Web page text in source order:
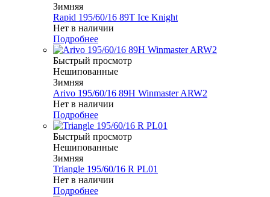
Зимняя
Rapid 195/60/16 89T Ice Knight
Нет в наличии
Подробнее
Быстрый просмотр
Нешипованные
Зимняя
Arivo 195/60/16 89H Winmaster ARW2
Нет в наличии
Подробнее
Быстрый просмотр
Нешипованные
Зимняя
Triangle 195/60/16 R PL01
Нет в наличии
Подробнее